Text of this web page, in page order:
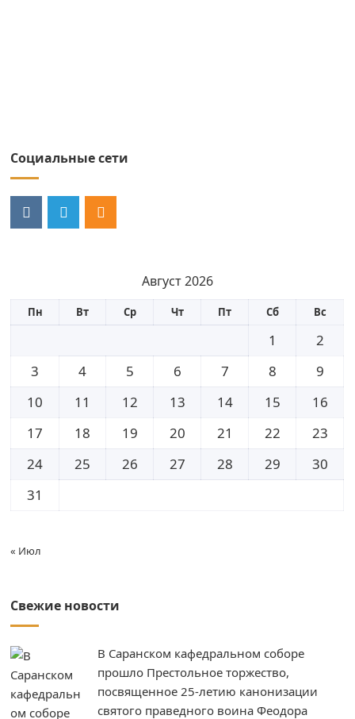
Социальные сети
Август 2026
Пн Вт Ср Чт Пт Сб Вс
1
2
3
4 5 6 7 8
9
10
11 12 13 14 15
16
17
18 19 20 21 22
23
24
25 26 27 28 29
30
31
« Июл
Свежие новости
В Саранском кафедральном соборе
прошло Престольное торжество,
посвященное 25-летию канонизации
святого праведного воина Феодора